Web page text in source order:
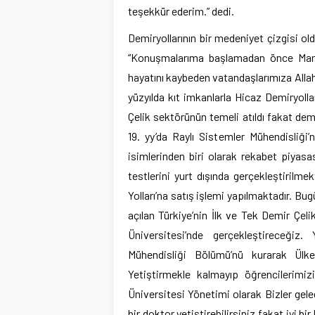
teşekkür ederim.” dedi.
Demiryollarının bir medeniyet çizgisi
“Konuşmalarıma başlamadan önce
hayatını kaybeden vatandaşlarımıza
yüzyılda kıt imkanlarla Hicaz
Çelik sektörünün temeli atıldı fakat
19. yy’da Raylı Sistemler
isimlerinden biri olarak rekabet
testlerini yurt dışında
Yolları’na satış işlemi yapılmaktadır.
açılan Türkiye’nin İlk ve Tek Demir
Üniversitesi’nde
Mühendisliği Bölümü’nü kurarak
Yetiştirmekle kalmayıp
Üniversitesi Yönetimi olarak Bizler